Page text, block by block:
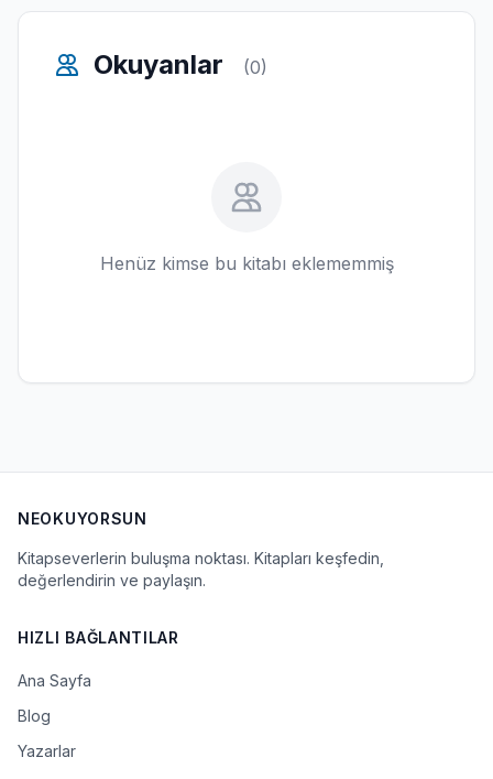
Okuyanlar (0)
Henüz kimse bu kitabı eklememmiş
NEOKUYORSUN
Kitapseverlerin buluşma noktası. Kitapları keşfedin,
değerlendirin ve paylaşın.
HIZLI BAĞLANTILAR
Ana Sayfa
Blog
Yazarlar